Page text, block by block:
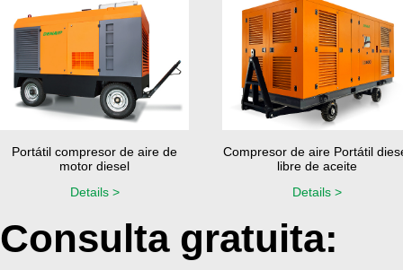
Portátil compresor de aire de
motor diesel
Details >
Compresor de aire Portátil
libre de aceite
Details >
Consulta gratuita: